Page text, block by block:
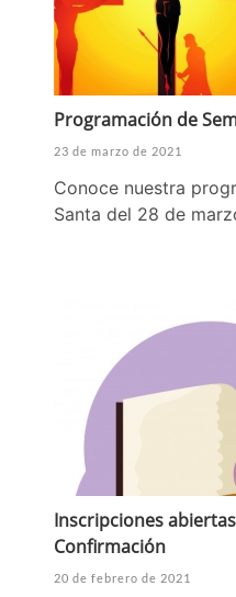
Programación de
23 de marzo de 2021
Conoce nuestra
Santa del 28 de
Inscripciones
Confirmación
20 de febrero de 2021